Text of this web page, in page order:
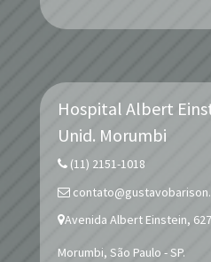
Hospital Albert
Unid. Morumbi
(11) 2151-1018
Avenida Albert Einstein,
Morumbi, São Paulo - SP.